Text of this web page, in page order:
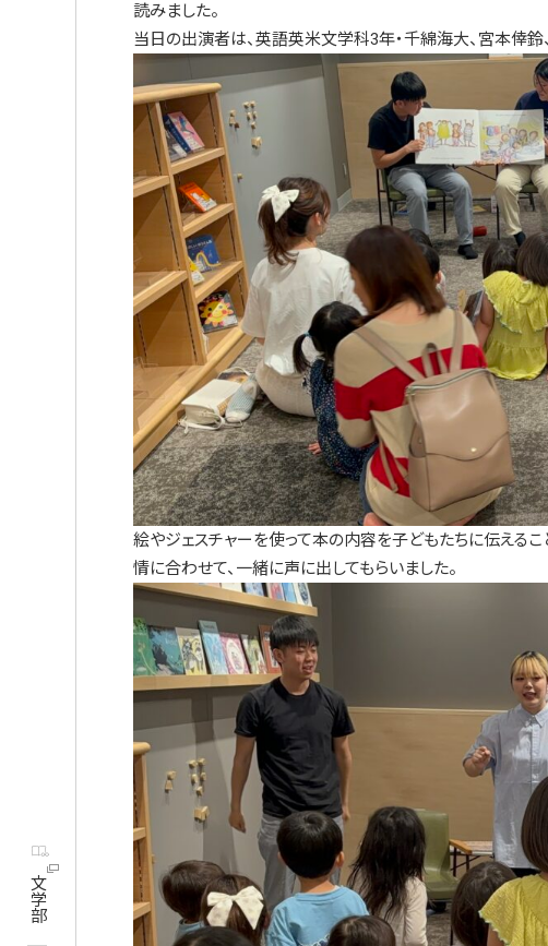
文学部
読みました。
当日の出演者は、英語英米文学科3年・千綿海大、宮本倖鈴
絵やジェスチャーを使って本の内容を子どもたちに伝えるこ
情に合わせて、一緒に声に出してもらいました。